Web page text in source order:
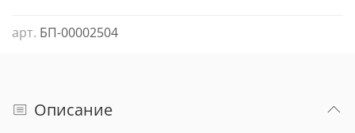
арт. БП-00002504
Описание